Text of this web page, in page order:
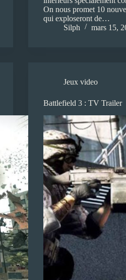
On nous promet 10
qui exploseront de…
Silph
mars 15,
Jeux video
Battlefield 3 : TV Trailer